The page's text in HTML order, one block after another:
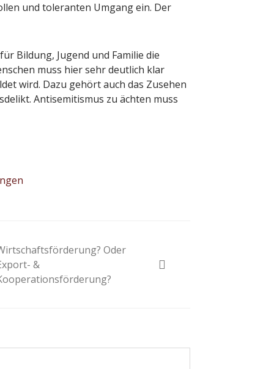
und toleranten Umgang ein. Der
Bildung, Jugend und Familie die
muss hier sehr deutlich klar
wird. Dazu gehört auch das Zusehen
Antisemitismus zu ächten muss
Oder
&